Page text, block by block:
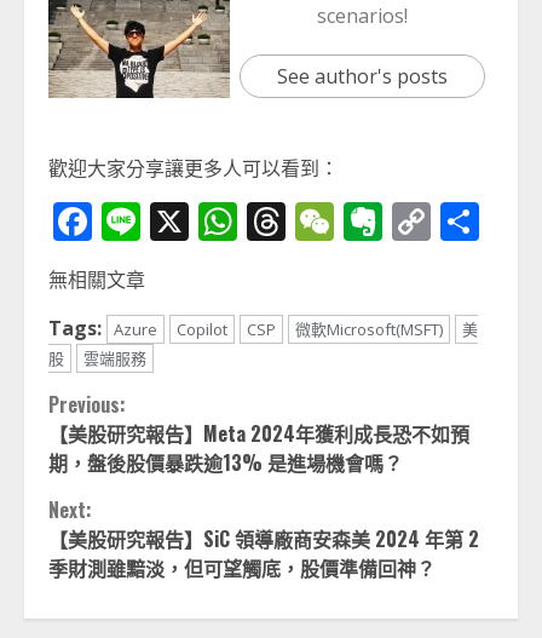
scenarios!
See author's posts
歡迎大家分享讓更多人可以看到：
Facebook
Line
X WhatsApp
Threads
WeChat
Evernote
Copy
無相關文章
Tags: Azure Copilot CSP 微軟Microsoft(MSFT)
美
股
雲端服務
Continue
Reading
Previous:
【美股研究報告】Meta 2024年獲利成長恐不如預
期，盤後股價暴跌逾13% 是進場機會嗎？
Next:
【美股研究報告】SiC 領導廠商安森美 2024 年第 2
季財測雖黯淡，但可望觸底，股價準備回神？